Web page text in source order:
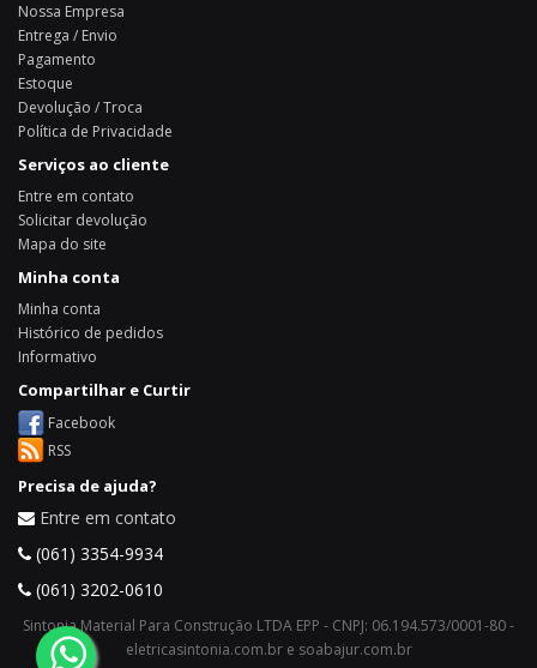
Nossa Empresa
Entrega / Envio
Pagamento
Estoque
Devolução / Troca
Política de Privacidade
Serviços ao cliente
Entre em contato
Solicitar devolução
Mapa do site
Minha conta
Minha conta
Histórico de pedidos
Informativo
Compartilhar e Curtir
Facebook
RSS
Precisa de ajuda?
Entre em contato
(061) 3354-9934
(061) 3202-0610
Sintonia Material Para Construção LTDA EPP - CNPJ: 06.194.573/0001-80 -
eletricasintonia.com.br e soabajur.com.br